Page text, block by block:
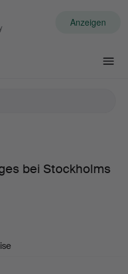
Anzeigen
bei Stockholms